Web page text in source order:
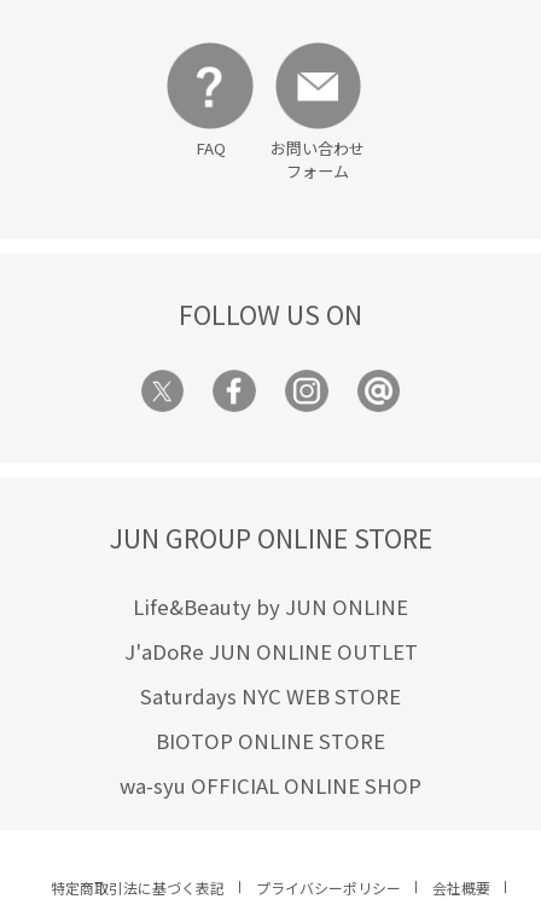
FAQ
お問い合わせ
フォーム
FOLLOW US ON
JUN GROUP ONLINE STORE
Life&Beauty by JUN ONLINE
J'aDoRe JUN ONLINE OUTLET
Saturdays NYC WEB STORE
BIOTOP ONLINE STORE
wa-syu OFFICIAL ONLINE SHOP
特定商取引法に基づく表記 プライバシーポリシー
会社概要